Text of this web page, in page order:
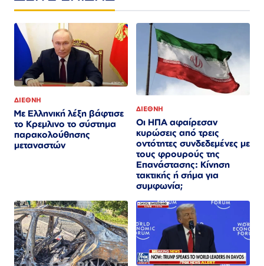
ΔΙΕΘΝΗ
Με Ελληνική λέξη βάφτισε
το Κρεμλινο το σύστημα
παρακολούθησης
μεταναστών
ΔΙΕΘΝΗ
Οι ΗΠΑ αφαίρεσαν
κυρώσεις από τρεις
οντότητες συνδεδεμένες με
τους φρουρούς της
Επανάστασης: Κίνηση
τακτικής ή σήμα για
συμφωνία;